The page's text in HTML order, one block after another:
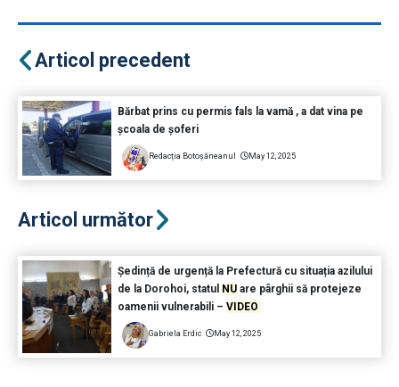
Articol precedent
Bărbat prins cu permis fals la vamă , a dat vina pe
școala de șoferi
Redacția Botoșăneanul May 12, 2025
Articol următor
Ședință de urgență la Prefectură cu situația azilului
de la Dorohoi, statul NUare pârghii să protejeze
oamenii vulnerabili – VIDEO
Gabriela Erdic May 12, 2025